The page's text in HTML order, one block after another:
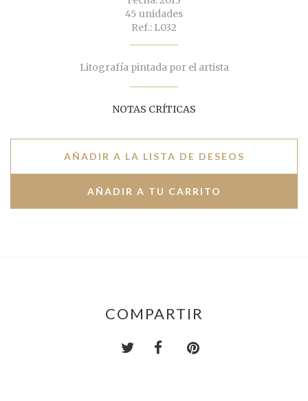
45 unidades
Ref.: L032
Litografía pintada por el artista
NOTAS CRÍTICAS
AÑADIR A LA LISTA DE DESEOS
COMPARTIR